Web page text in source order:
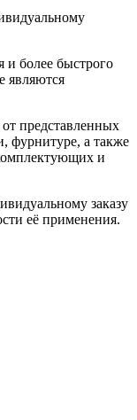
и более быстрого
являются
представленных
фурнитуре, а также
и
заказу
её применения.